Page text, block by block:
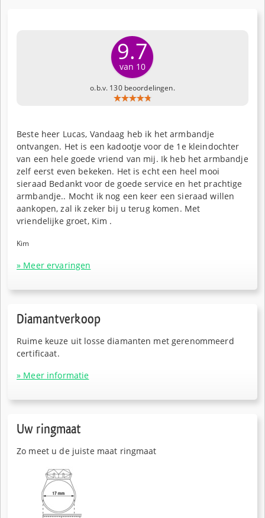
9.7
van 10
o.b.v. 130 beoordelingen.
Beste heer Lucas, Vandaag heb ik het armbandje
ontvangen. Het is een kadootje voor de 1e kleindochter
van een hele goede vriend van mij. Ik heb het armbandje
zelf eerst even bekeken. Het is echt een heel mooi
sieraad Bedankt voor de goede service en het prachtige
armbandje.. Mocht ik nog een keer een sieraad willen
aankopen, zal ik zeker bij u terug komen. Met
vriendelijke groet, Kim .
Kim
» Meer ervaringen
Diamantverkoop
Ruime keuze uit losse diamanten met gerenommeerd
certificaat.
» Meer informatie
Uw ringmaat
Zo meet u de juiste maat ringmaat